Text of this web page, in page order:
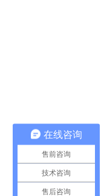
在线咨询
售前咨询
技术咨询
售后咨询